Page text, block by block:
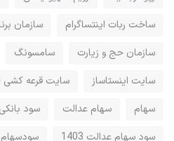
ساخت ربات اینتساگرام
سازمان
سازمان حج و زیارت
سامسونگ
سایت اینستاساز
سایت قرعه کشی
سهام
سهام عدالت
سود بانکی
سود سهام عدالت 1403